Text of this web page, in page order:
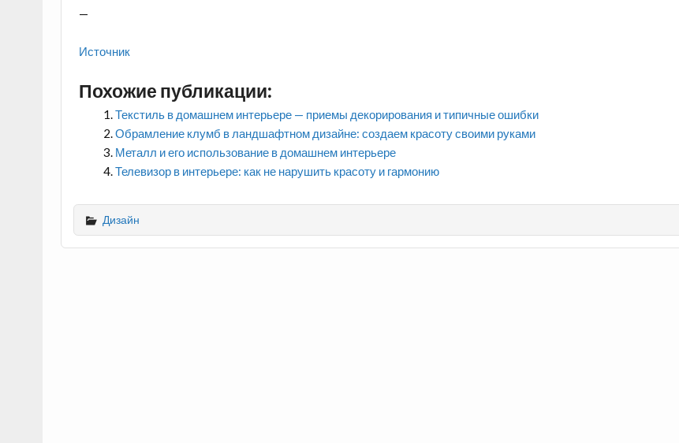
—
Источник
Похожие публикации:
Текстиль в домашнем интерьере — приемы декорирования и типичные ошибки
Обрамление клумб в ландшафтном дизайне: создаем красоту своими руками
Металл и его использование в домашнем интерьере
Телевизор в интерьере: как не нарушить красоту и гармонию
Дизайн